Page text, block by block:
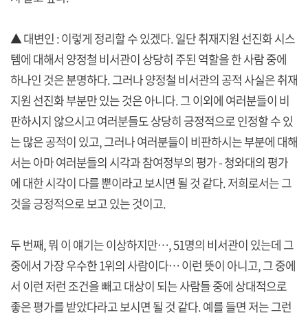
▲ 대변인 : 이렇게 정리할 수 있겠다. 일단 취재지원 선진화 시스
템에 대해서 양정철 비서관이 상당히 주된 역할을 한 사람 중에
하나인 것은 분명하다. 그러나 양정철 비서관의 공적 사실은 취재
지원 선진화 부분만 있는 것은 아니다. 그 이외에 여러분들이 비
판하시지 않으시고 여러분들도 상당히 긍정적으로 인정할 수 있
는 많은 공적이 있고, 그러나 여러분들이 비판하시는 부분에 대해
서는 아마 여러분들의 시각과 참여정부의 평가 - 청와대의 평가
에 대한 시각이 다를 뿐이라고 보시면 될 것 같다. 저희로서는 그
것을 긍정적으로 보고 있는 것이고.
두 번째, 뭐 이 얘기는 이상하지만…, 51명의 비서관이 있는데 그
중에서 가장 우수한 1위의 사람이다… 이런 뜻이 아니고, 그 중에
서 이런 저런 조건을 빼고 대상이 되는 사람들 중에 상대적으로
좋은 평가를 받았다라고 보시면 될 것 같다. 예를 들면 저는 그런